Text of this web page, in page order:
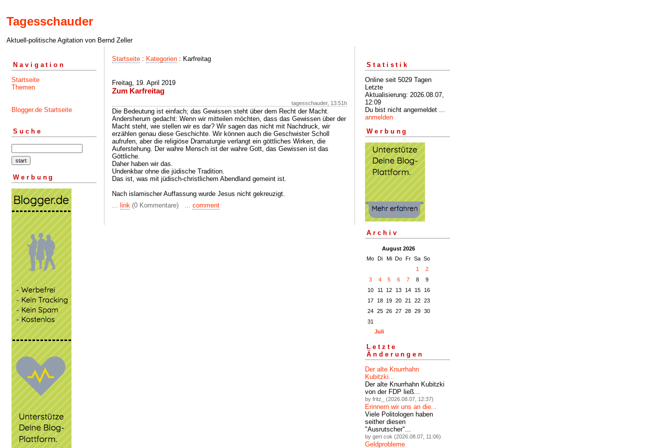
Tagesschauder
Aktuell-politische Agitation von Bernd Zeller
Navigation
Startseite
Themen
Blogger.de Startseite
Suche
Werbung
Startseite : Kategorien : Karfreitag
Freitag, 19. April 2019
Zum Karfreitag
tagesschauder, 13:51h
Die Bedeutung ist einfach; das Gewissen steht über dem Recht der Macht.
Andersherum gedacht: Wenn wir mitteilen möchten, dass das Gewissen über der
Macht steht, wie stellen wir es dar? Wir sagen das nicht mit Nachdruck, wir
erzählen genau diese Geschichte. Wir können auch die Geschwister Scholl
aufrufen, aber die religiöse Dramaturgie verlangt ein göttliches Wirken, die
Auferstehung. Der wahre Mensch ist der wahre Gott, das Gewissen ist das
Göttliche.
Daher haben wir das.
Undenkbar ohne die jüdische Tradition.
Das ist, was mit jüdisch-christlichem Abendland gemeint ist.
Nach islamischer Auffassung wurde Jesus nicht gekreuzigt.
... link (0 Kommentare) ... comment
Statistik
Online seit 5029 Tagen
Letzte
Aktualisierung: 2026.08.07,
12:09
Du bist nicht angemeldet ...
anmelden
Werbung
Archiv
August 2026
Mo Di Mi Do Fr Sa So
1
2
3
4 5 6 7 8
9
10
11 12 13 14 15
16
17
18 19 20 21 22
23
24
25 26 27 28 29
30
31
Juli
Letzte
Änderungen
Der alte Knurrhahn
Kubitzki...
Der alte Knurrhahn Kubitzki
von der FDP ließ...
by fritz_ (2026.08.07, 12:37)
Erinnern wir uns an die...
Viele Politologen haben
seither diesen
"Ausrutscher"...
by gert cok (2026.08.07, 11:06)
Geldprobleme